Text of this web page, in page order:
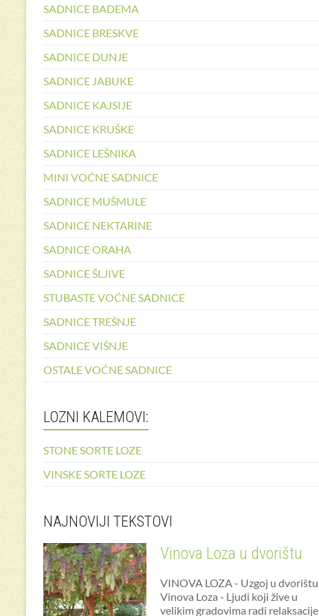
SADNICE BADEMA
SADNICE BRESKVE
SADNICE DUNJE
SADNICE JABUKE
SADNICE KAJSIJE
SADNICE KRUŠKE
SADNICE LEŠNIKA
MINI VOĆNE SADNICE
SADNICE MUŠMULE
SADNICE NEKTARINE
SADNICE ORAHA
SADNICE ŠLJIVE
STUBASTE VOĆNE SADNICE
SADNICE TREŠNJE
SADNICE VIŠNJE
OSTALE VOĆNE SADNICE
LOZNI KALEMOVI:
STONE SORTE LOZE
VINSKE SORTE LOZE
NAJNOVIJI TEKSTOVI
Vinova Loza u dvorištu
VINOVA LOZA - Uzgoj u dvorištu
Vinova Loza - Ljudi koji žive u
velikim gradovima radi relaksacije